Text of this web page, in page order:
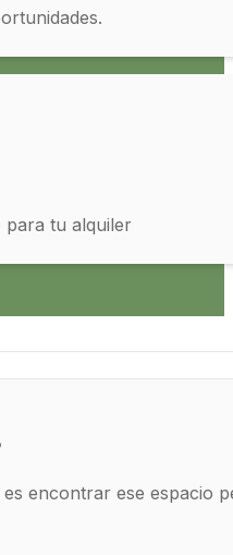
para tu alquiler
encontrar ese espacio